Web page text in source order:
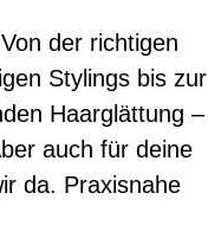
der richtigen
Stylings bis zur
Haarglättung –
auch für deine
da. Praxisnahe